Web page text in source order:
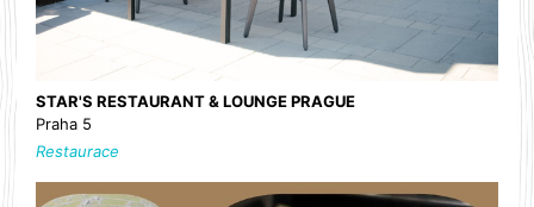
STAR'S RESTAURANT & LOUNGE PRAGUE
Praha 5
Restaurace